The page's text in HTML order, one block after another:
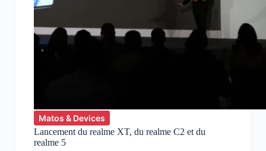
Matos & Devices
Lancement du realme XT, du realme C2 et du
realme 5